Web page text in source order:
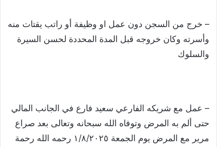
– خرج من السجن دون عمل او وظيفة أو راتب يقتات منه
وأسرته وكان خروجه قبل المدة المحددة لحسن السيرة
والسلوك
– عمل مع شريكه الفارعي سعيد فارع في الجانب المالي
حتى ألم به المرض وتوفاه الله سبحانه وتعالى بعد صراع
مرير مع المرض يوم الجمعة ١/٨/٢٠٢٥ رحمه الله رحمة